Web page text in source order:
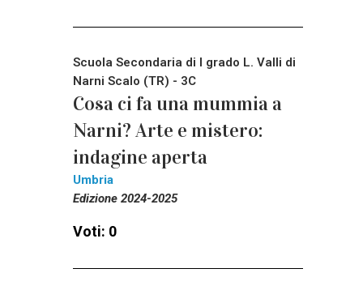
Scuola Secondaria di I grado L. Valli di
Narni Scalo (TR) - 3C
Cosa ci fa una mummia a
Narni? Arte e mistero:
indagine aperta
Umbria
Edizione 2024-2025
Voti: 0